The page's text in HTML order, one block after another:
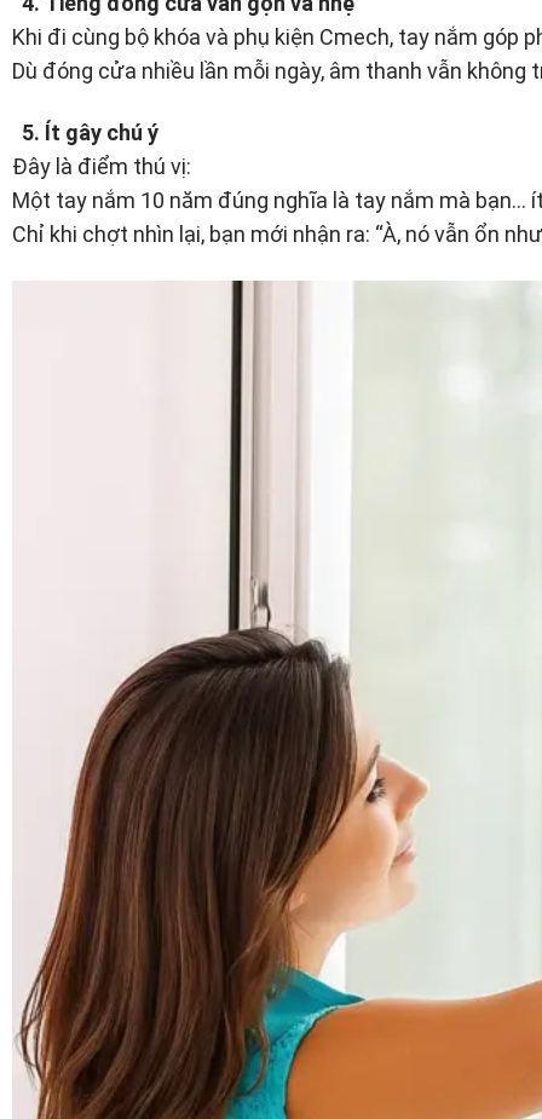
Khi đi cùng bộ khóa và phụ kiện Cmech, tay nắm góp
Dù đóng cửa nhiều lần mỗi ngày, âm thanh vẫn
5. Ít gây chú ý
Đây là điểm thú vị:
Một tay nắm 10 năm đúng nghĩa là tay nắm mà bạn…
Chỉ khi chợt nhìn lại, bạn mới nhận ra: “À, nó vẫn ổn